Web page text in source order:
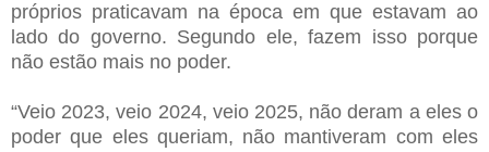
próprios praticavam na época em que estavam ao
lado do governo. Segundo ele, fazem isso porque
não estão mais no poder.
“Veio 2023, veio 2024, veio 2025, não deram a eles o
poder que eles queriam, não mantiveram com eles